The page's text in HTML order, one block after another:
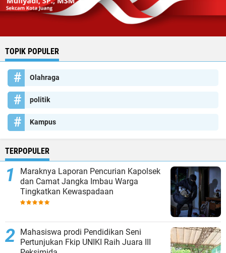
TOPIK POPULER
Olahraga
politik
Kampus
TERPOPULER
Maraknya Laporan Pencurian Kapolsek
dan Camat Jangka Imbau Warga
Tingkatkan Kewaspadaan
Mahasiswa prodi Pendidikan Seni
Pertunjukan Fkip UNIKI Raih Juara III